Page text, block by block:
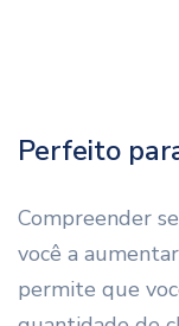
Perfeito
Compreender
você a
permite que